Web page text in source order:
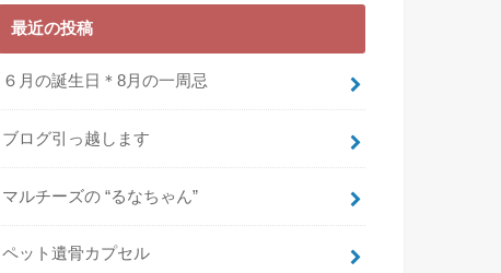
最近の投稿
６月の誕生日＊8月の一周忌
ブログ引っ越します
マルチーズの “るなちゃん”
ペット遺骨カプセル